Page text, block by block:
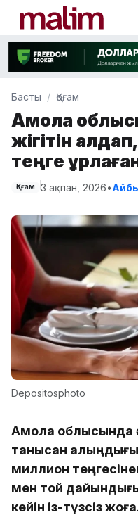
Басты Қоғам
Ақмола
жігітін
теңге
Қоғам 3 ақпан, 2026•
Depositosphoto
Ақмола облысында
танысқан
миллион
мен той
кейін із-түзсіз